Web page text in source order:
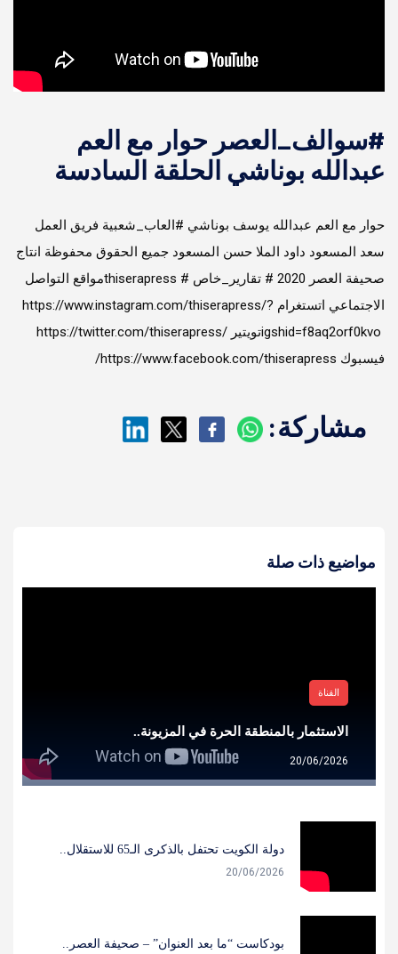
#سوالف_العصر حوار مع العم
عبدالله بوناشي الحلقة السادسة
حوار مع العم عبدالله يوسف بوناشي #العاب_شعبية فريق العمل
سعد المسعود داود الملا حسن المسعود جميع الحقوق محفوظة انتاج
صحيفة العصر 2020 # تقارير_خاص #thiserapress ‎مواقع التواصل
الاجتماعي ‎اتستغرام https://www.instagram.com/thiserapress/?
igshid=f8aq2orf0kvo ‎تويتير https://twitter.com/thiserapress/
مشاركة:
مواضيع ذات صلة
القناة
الاستثمار بالمنطقة الحرة في المزيونة..
20/06/2026
دولة الكويت تحتفل بالذكرى الـ65 للاستقلال..
20/06/2026
بودكاست “ما بعد العنوان” – صحيفة العصر..